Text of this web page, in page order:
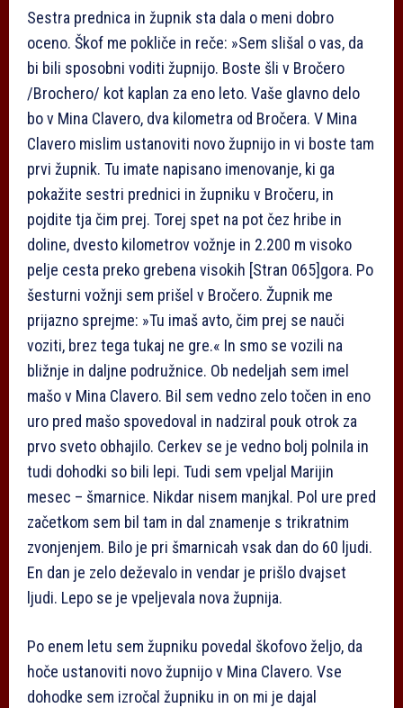
Sestra prednica in župnik sta dala o meni dobro
oceno. Škof me pokliče in reče: »Sem slišal o vas, da
bi bili sposobni voditi župnijo. Boste šli v Bročero
/Brochero/ kot kaplan za eno leto. Vaše glavno delo
bo v Mina Clavero, dva kilometra od Bročera. V Mina
Clavero mislim ustanoviti novo župnijo in vi boste tam
prvi župnik. Tu imate napisano imenovanje, ki ga
pokažite sestri prednici in župniku v Bročeru, in
pojdite tja čim prej. Torej spet na pot čez hribe in
doline, dvesto kilometrov vožnje in 2.200 m visoko
pelje cesta preko grebena visokih [Stran 065]gora. Po
šesturni vožnji sem prišel v Bročero. Župnik me
prijazno sprejme: »Tu imaš avto, čim prej se nauči
voziti, brez tega tukaj ne gre.« In smo se vozili na
bližnje in daljne podružnice. Ob nedeljah sem imel
mašo v Mina Clavero. Bil sem vedno zelo točen in eno
uro pred mašo spovedoval in nadziral pouk otrok za
prvo sveto obhajilo. Cerkev se je vedno bolj polnila in
tudi dohodki so bili lepi. Tudi sem vpeljal Marijin
mesec – šmarnice. Nikdar nisem manjkal. Pol ure pred
začetkom sem bil tam in dal znamenje s trikratnim
zvonjenjem. Bilo je pri šmarnicah vsak dan do 60 ljudi.
En dan je zelo deževalo in vendar je prišlo dvajset
ljudi. Lepo se je vpeljevala nova župnija.
Po enem letu sem župniku povedal škofovo željo, da
hoče ustanoviti novo župnijo v Mina Clavero. Vse
dohodke sem izročal župniku in on mi je dajal